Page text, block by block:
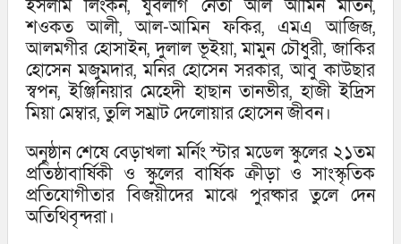
ইসলাম লিংকন, যুবলীগ নেতা আল আমিন মতিন,
শওকত আলী, আল-আমিন ফকির, এমএ আজিজ,
আলমগীর হোসাইন, দুলাল ভূইয়া, মামুন চৌধুরী, জাকির
হোসেন মজুমদার, মনির হোসেন সরকার, আবু কাউছার
স্বপন, ইঞ্জিনিয়ার মেহেদী হাছান তানভীর, হাজী ইদ্রিস
মিয়া মেম্বার, তুলি সম্রাট দেলোয়ার হোসেন জীবন।
অনুষ্ঠান শেষে বেড়াখলা মর্নিং স্টার মডেল স্কুলের ২১তম
প্রতিষ্ঠাবার্ষিকী ও স্কুলের বার্ষিক ক্রীড়া ও সাংস্কৃতিক
প্রতিযোগীতার বিজয়ীদের মাঝে পুরষ্কার তুলে দেন
অতিথিবৃন্দরা।